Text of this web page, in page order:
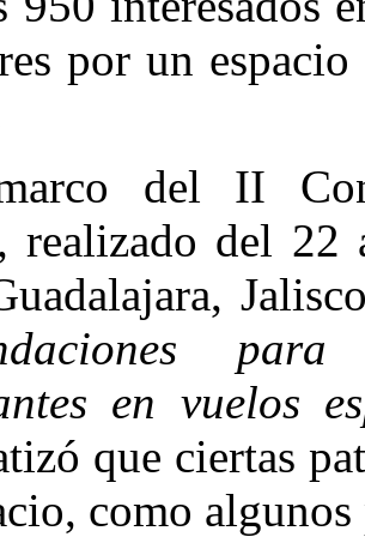
por un
del II
realizado del 22
en vuelos
que ciertas
como